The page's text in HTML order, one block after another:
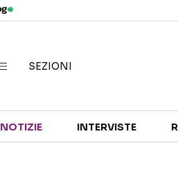
SEZIONI
NOTIZIE INTERVISTE